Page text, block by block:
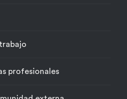
profesionales